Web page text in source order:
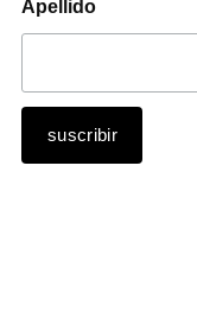
Apellido